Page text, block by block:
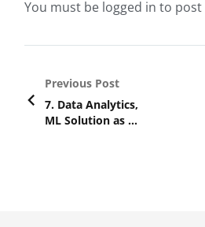
You must be logged in to post
Previous Post
7. Data Analytics,
ML Solution as a